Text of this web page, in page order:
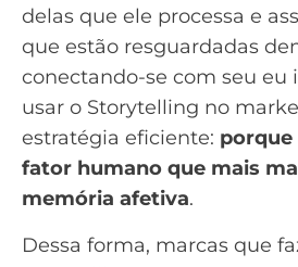
delas que ele processa e
que estão resguardadas
conectando-se com seu eu
usar o Storytelling no
estratégia eficiente: porque
fator humano que mais
memória afetiva.
Dessa forma, marcas que